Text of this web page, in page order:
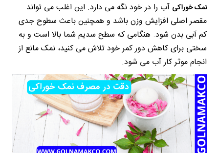
نمک خوراکی آب را در خود نگه می دارد. این اغلب می تواند
مقصر اصلی افزایش وزن باشد و همچنین باعث سطوح جدی
کم آبی بدن شود. هنگامی که سطح سدیم شما بالا است و به
سختی برای کاهش دور کمر خود تلاش می کنید، نمک مانع از
انجام موثر کار آب می شود.